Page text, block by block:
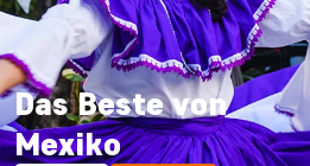
Das Beste von
Mexiko